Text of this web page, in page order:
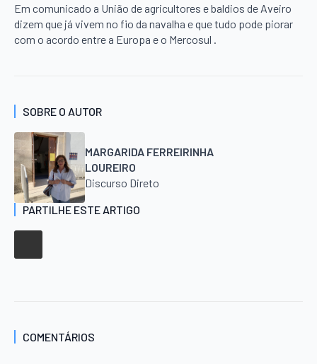
Em comunicado a União de agricultores e baldios de Aveiro
dizem que já vivem no fio da navalha e que tudo pode piorar
com o acordo entre a Europa e o Mercosul .
SOBRE O AUTOR
MARGARIDA FERREIRINHA
LOUREIRO
Discurso Direto
PARTILHE ESTE ARTIGO
COMENTÁRIOS